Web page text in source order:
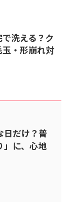
洗える？ク
・形崩れ対
日だけ？普
」に、心地